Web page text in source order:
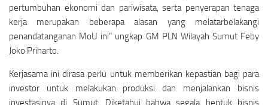
pertumbuhan ekonomi dan pariwisata, serta penyerapan tenaga
kerja merupakan beberapa alasan yang melatarbelakangi
penandatanganan MoU ini” ungkap GM PLN Wilayah Sumut Feby
Joko Priharto.
Kerjasama ini dirasa perlu untuk memberikan kepastian bagi para
investor untuk melakukan produksi dan menjalankan bisnis
investasinya di Sumut. Diketahui bahwa segala bentuk bisnis